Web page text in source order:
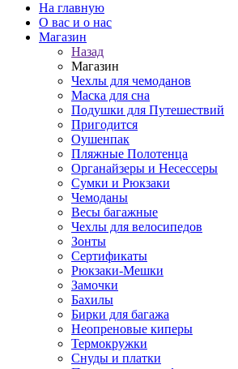
На главную
О вас и о нас
Магазин
Назад
Магазин
Чехлы для чемоданов
Маска для сна
Подушки для Путешествий
Пригодится
Оушенпак
Пляжные Полотенца
Органайзеры и Несессеры
Сумки и Рюкзаки
Чемоданы
Весы багажные
Чехлы для велосипедов
Зонты
Сертификаты
Рюкзаки-Мешки
Замочки
Бахилы
Бирки для багажа
Неопреновые киперы
Термокружки
Снуды и платки